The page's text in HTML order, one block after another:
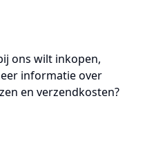
ons wilt inkopen,
informatie over
en verzendkosten?